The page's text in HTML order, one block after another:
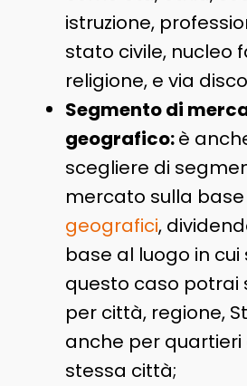
istruzione,
stato civile, nucleo
religione, e via
Segmento di
geografico:è
scegliere di
mercato sulla base
geografici,
base al luogo in cui
questo caso
per città, regione,
anche per quartieri
stessa città;